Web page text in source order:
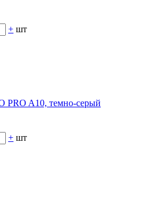
+ шт
PRO A10, темно-серый
+ шт